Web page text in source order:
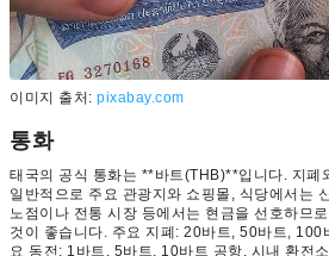
이미지 출처: pixabay.com
통화
태국의 공식 통화는 **바트(THB)**입니다. 지폐
일반적으로 주요 관광지와 쇼핑몰, 식당에서는
노점이나 전통 시장 등에서는 현금을 선호하므
것이 좋습니다. 주요 지폐: 20바트, 50바트,
요 동전: 1바트, 5바트, 10바트 공항, 시내 환전